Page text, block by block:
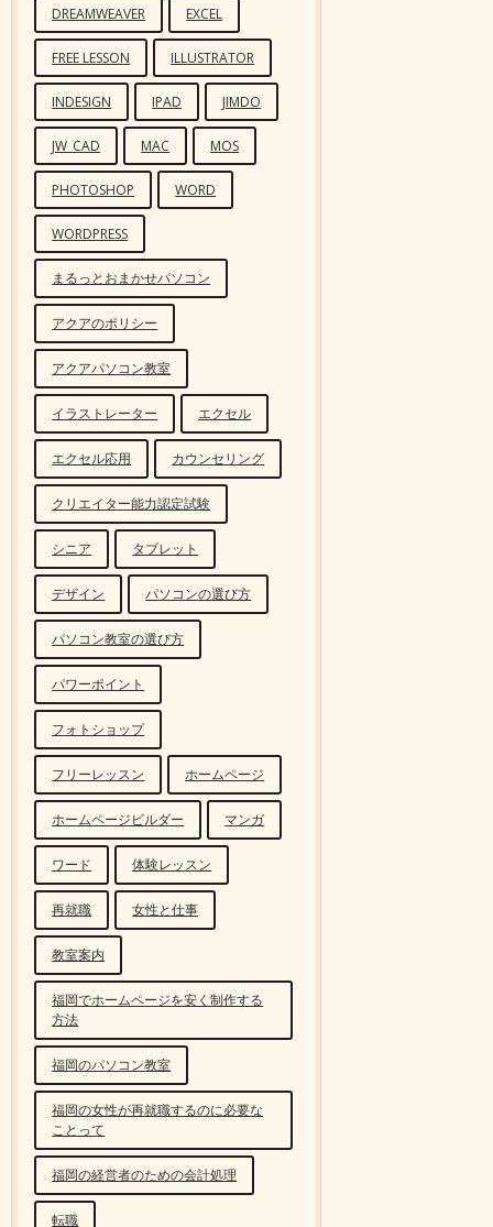
DREAMWEAVER EXCEL
FREE LESSON ILLUSTRATOR
INDESIGN IPAD JIMDO
JW_CAD MAC MOS
PHOTOSHOP WORD
WORDPRESS
まるっとおまかせパソコン
アクアのポリシー
アクアパソコン教室
イラストレーター エクセル
エクセル応用 カウンセリング
クリエイター能力認定試験
シニア タブレット
デザイン パソコンの選び方
パソコン教室の選び方
パワーポイント
フォトショップ
フリーレッスン ホームページ
ホームページビルダー マンガ
ワード 体験レッスン
再就職 女性と仕事
教室案内
福岡でホームページを安く制作する
方法
福岡のパソコン教室
福岡の女性が再就職するのに必要な
ことって
福岡の経営者のための会計処理
転職